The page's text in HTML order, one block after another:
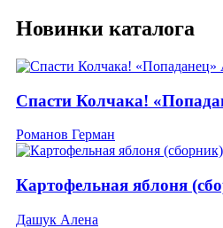
Новинки каталога
Спасти Колчака!
Романов Герман
Картофельная яблоня
Дашук Алена